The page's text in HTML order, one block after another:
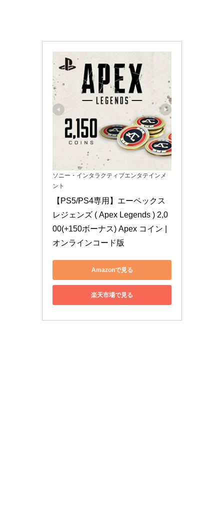
ソニー・インタラクティブエンタテインメ
ント
【PS5/PS4専用】エーペックス
レジェンズ ( Apex Legends ) 2,0
00(+150ボーナス) Apex コイン |
オンラインコード版
Amazonで見る
楽天市場で見る